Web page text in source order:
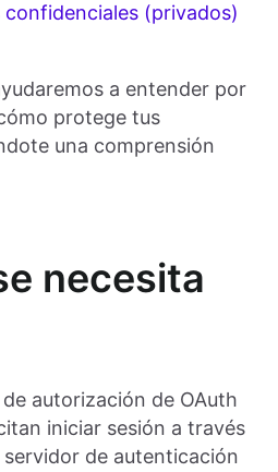
confidenciales (privados)
a entender por
protege tus
una comprensión
necesita
autorización de OAuth
iniciar sesión a través
servidor de autenticación